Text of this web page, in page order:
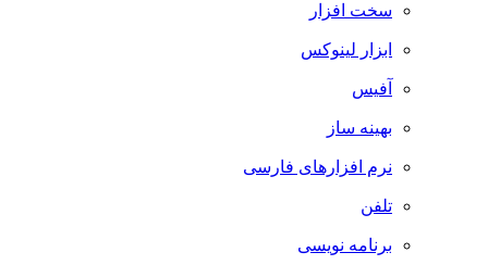
سخت افزار
ابزار لینوکس
آفیس
بهینه ساز
نرم افزارهای فارسی
تلفن
برنامه نویسی